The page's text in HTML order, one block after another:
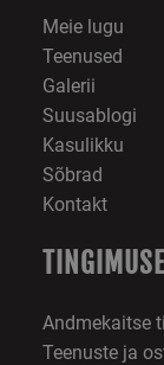
Meie lugu
Teenused
Galerii
Suusablogi
Kasulikku
Sõbrad
Kontakt
Andmekaitse
Teenuste ja